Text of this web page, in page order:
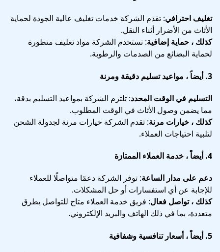
تغليف احترافي: تقدم الشركة خدمات تغليف عالية الجودة لحماية
الأثاث من الأضرار أثناء النقل.
كذلك ، حماية إضافية: تستخدم الشركة مواد تغليف متطورة
لحماية البضائع من الصدمات والرطوبة.
3. أيضاً ، مواعيد تسليم دقيقة ومرنة
التسليم في الوقت المحدد: تلتزم الشركة بمواعيد التسليم بدقة،
مما يضمن وصول الأثاث في الوقت المطلوب.
كذلك ، خيارات مرنة: تقدم الشركة خيارات مرنة لجدولة الشحن
لتلبية احتياجات العملاء.
4. أيضاً ، خدمة العملاء الممتازة
دعم على مدار الساعة: توفر الشركة دعمًا متواصلًا للعملاء
للإجابة عن أي استفسارات أو حل المشكلات.
كذلك ، تواصل فعال: فريق خدمة العملاء متاح للتواصل بطرق
متعددة، بما في ذلك الهاتف والبريد الإلكتروني.
5. أيضاً ، أسعار تنافسية وشفافية